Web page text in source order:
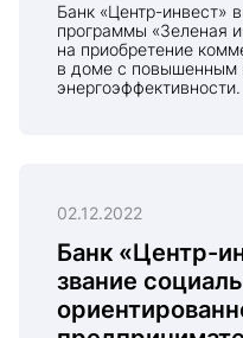
Банк «Центр-инвест» выдал кредит в рамках
программы «Зеленая
на приобретение
в доме с повышенным
энергоэффективности.
02.12.2022
Банк «Центр-
звание